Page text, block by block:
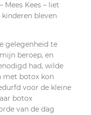
Mees Kees – liet
bleven
gelegenheid te
beroep, en
had, wilde
met botox kon
voor de kleine
botox
van de dag